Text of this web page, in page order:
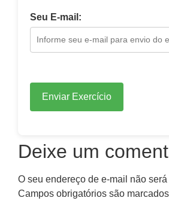
Seu E-mail:
Enviar Exercício
Deixe um
O seu endereço de e-mail não
Campos obrigatórios são